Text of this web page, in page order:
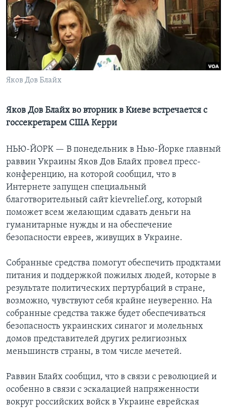
Learning English
СОЦИАЛЬНЫЕ СЕТИ
Яков Дов Блайх
Яков Дов Блайх во вторник в Киеве встречается с
госсекретарем США Керри
НЬЮ-ЙОРК — В понедельник в Нью-Йорке главный
раввин Украины Яков Дов Блайх провел пресс-
конференцию, на которой сообщил, что в
Интернете запущен специальный
благотворительный сайт kievrelief.org, который
поможет всем желающим сдавать деньги на
гуманитарные нужды и на обеспечение
безопасности евреев, живущих в Украине.
Собранные средства помогут обеспечить продктами
питания и поддержкой пожилых людей, которые в
результате политических пертурбаций в стране,
возможно, чувствуют себя крайне неуверенно. На
собранные средства также будет обеспечиваться
безопасность украинских синагог и молельных
домов представителей других религиозных
меньшинств страны, в том числе мечетей.
Раввин Блайх сообщил, что в связи с революцией и
особенно в связи с эскалацией напряженности
вокруг российских войск в Украине еврейская